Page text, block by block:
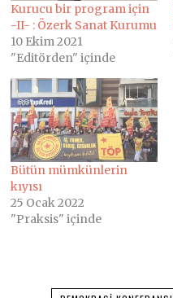
Kurucu bir program için
-II- : Özerk Sanat Kurumu
10 Ekim 2021
"Editörden" içinde
Bütün mümkünlerin
kıyısı
25 Ocak 2022
"Praksis" içinde